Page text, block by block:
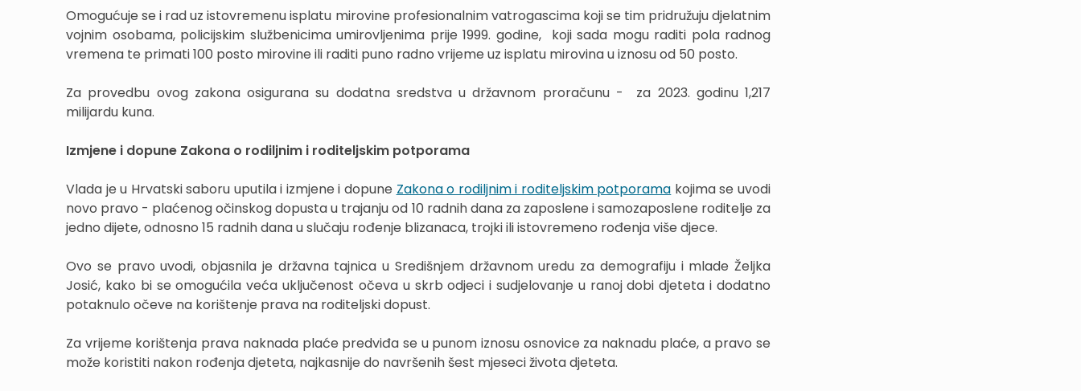
Omogućuje se i rad uz istovremenu isplatu mirovine profesionalnim vatrogascima koji se tim pridružuju djelatnim
vojnim osobama, policijskim službenicima umirovljenima prije 1999. godine, koji sada mogu raditi pola radnog
vremena te primati 100 posto mirovine ili raditi puno radno vrijeme uz isplatu mirovina u iznosu od 50 posto.
Za provedbu ovog zakona osigurana su dodatna sredstva u državnom proračunu - za 2023. godinu 1,217
milijardu kuna.
Izmjene i dopune Zakona o rodiljnim i roditeljskim potporama
Vlada je u Hrvatski saboru uputila i izmjene i dopune Zakona o rodiljnim i roditeljskim potporama kojima se uvodi
novo pravo - plaćenog očinskog dopusta u trajanju od 10 radnih dana za zaposlene i samozaposlene roditelje za
jedno dijete, odnosno 15 radnih dana u slučaju rođenje blizanaca, trojki ili istovremeno rođenja više djece.
Ovo se pravo uvodi, objasnila je državna tajnica u Središnjem državnom uredu za demografiju i mlade Željka
Josić, kako bi se omogućila veća uključenost očeva u skrb odjeci i sudjelovanje u ranoj dobi djeteta i dodatno
potaknulo očeve na korištenje prava na roditeljski dopust.
Za vrijeme korištenja prava naknada plaće predviđa se u punom iznosu osnovice za naknadu plaće, a pravo se
može koristiti nakon rođenja djeteta, najkasnije do navršenih šest mjeseci života djeteta.